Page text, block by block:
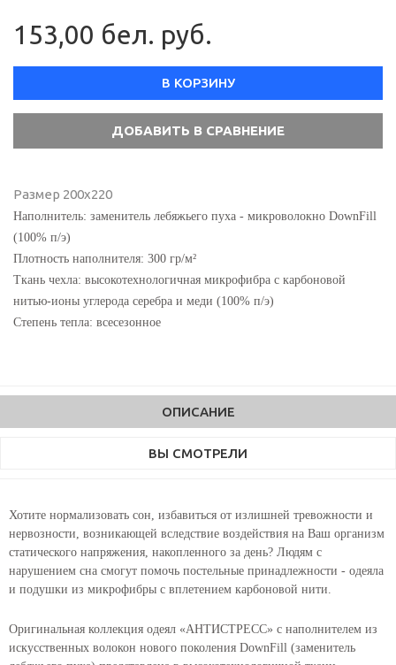
153,00 бел. руб.
В КОРЗИНУ
Размер 200х220
Наполнитель: заменитель лебяжьего пуха - микроволокно DownFill
(100% п/э)
Плотность наполнителя: 300 гр/м²
Ткань чехла: высокотехнологичная микрофибра с карбоновой
нитью-ионы углерода серебра и меди (100% п/э)
Степень тепла: всесезонное
ОПИСАНИЕ
ВЫ СМОТРЕЛИ
Хотите нормализовать сон, избавиться от излишней тревожности и
нервозности, возникающей вследствие воздействия на Ваш организм
статического напряжения, накопленного за день? Людям с
нарушением сна смогут помочь постельные принадлежности - одеяла
и подушки из микрофибры с вплетением карбоновой нити.
Оригинальная коллекция одеял «АНТИСТРЕСС» с наполнителем из
искусственных волокон нового поколения DownFill (заменитель